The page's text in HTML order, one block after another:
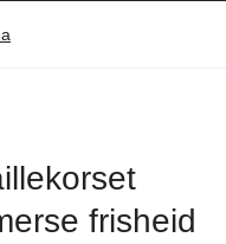
frisheid